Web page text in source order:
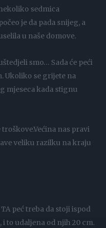
sedmica
je da pada snijeg, a
u naše domove.
smo… Sada će peći
Ukoliko se grijete na
mjeseca kada stignu
nas pravi
veliku razilku na kraju
peć treba da stoji ispod
to udaljena od njih 20 cm.